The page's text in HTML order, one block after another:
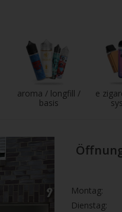
aroma / longfill /
basis
e
Montag:
Dienstag: